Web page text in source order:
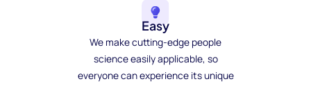
Easy
We make cutting-edge people
science easily applicable, so
everyone can experience its unique